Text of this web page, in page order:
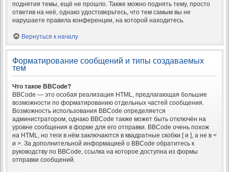
поднятия темы, ещё не прошло. Также можно поднять тему, просто
ответив на неё, однако удостоверьтесь, что тем самым вы не
нарушаете правила конференции, на которой находитесь.
Вернуться к началу
Форматирование сообщений и типы создаваемых
тем
Что такое BBCode?
BBCode — это особая реализация HTML, предлагающая большие
возможности по форматированию отдельных частей сообщения.
Возможность использования BBCode определяется
администратором, однако BBCode также может быть отключён на
уровне сообщения в форме для его отправки. BBCode очень похож
на HTML, но теги в нём заключаются в квадратные скобки [ и ], а не в <
и >. За дополнительной информацией о BBCode обратитесь к
руководству по BBCode, ссылка на которое доступна из формы
отправки сообщений.